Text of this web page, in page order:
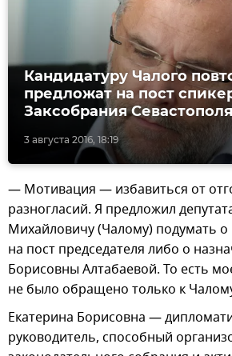
3 августа 2016, 18:19
Кандидатуру Чалого
предложат на пост
Заксобрания Севастополя
— Мотивация — избавиться от
разногласий. Я предложил
Михайловичу (Чалому) подумать
на пост председателя либо о
Борисовны Алтабаевой. То есть
не было обращено только к
Екатерина Борисовна —
руководитель, способный